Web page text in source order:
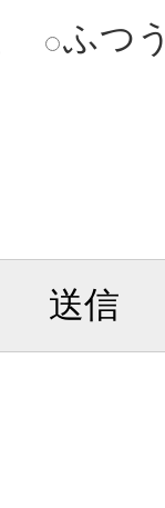
ふつ